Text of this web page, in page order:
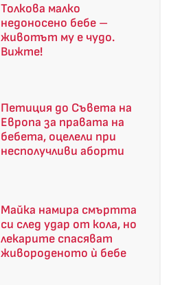
Толкова малко
недоносено бебе –
животът му е чудо.
Вижте!
Петиция до Съвета на
Европа за правата на
бебета, оцелели при
несполучливи аборти
Майка намира смъртта
си след удар от кола, но
лекарите спасяват
живороденото ѝ бебе